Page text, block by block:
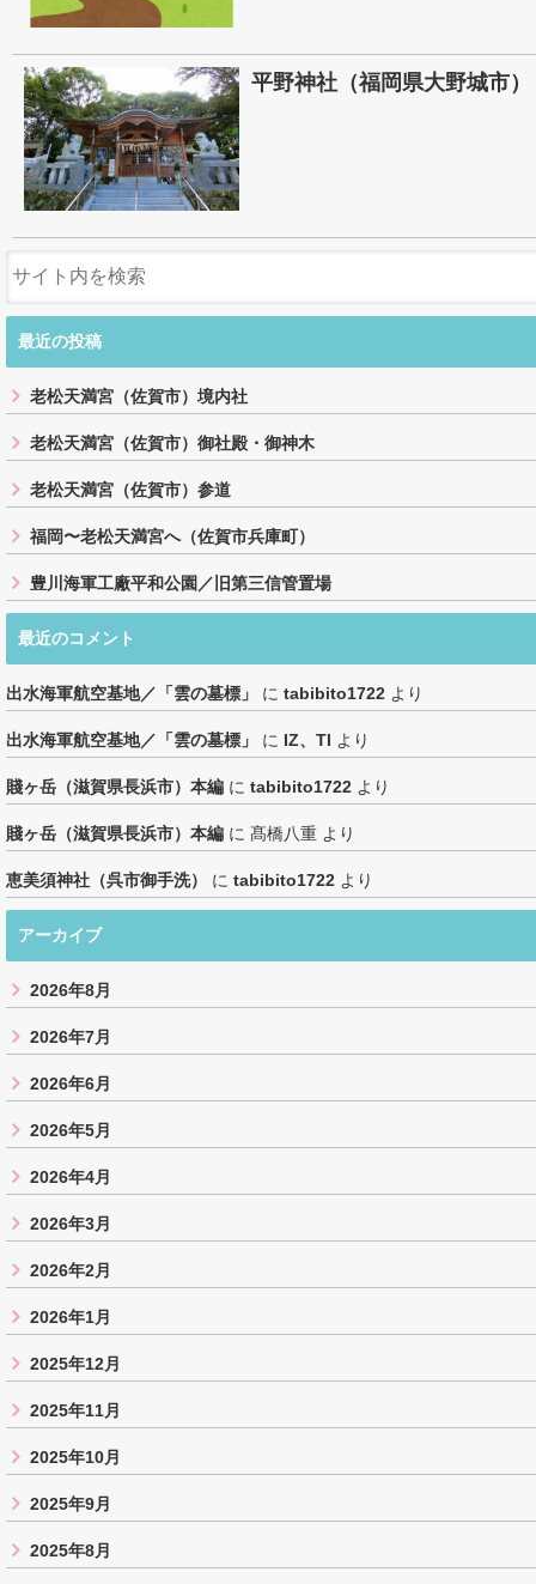
平野神社（福岡県大野城市）
最近の投稿
老松天満宮（佐賀市）境内社
老松天満宮（佐賀市）御社殿・御神木
老松天満宮（佐賀市）参道
福岡〜老松天満宮へ（佐賀市兵庫町）
豊川海軍工廠平和公園／旧第三信管置場
最近のコメント
出水海軍航空基地／「雲の墓標」 に tabibito1722 より
出水海軍航空基地／「雲の墓標」 に IZ、TI より
賤ヶ岳（滋賀県長浜市）本編 に tabibito1722 より
賤ヶ岳（滋賀県長浜市）本編 に 髙橋八重 より
恵美須神社（呉市御手洗） に tabibito1722 より
アーカイブ
2026年8月
2026年7月
2026年6月
2026年5月
2026年4月
2026年3月
2026年2月
2026年1月
2025年12月
2025年11月
2025年10月
2025年9月
2025年8月